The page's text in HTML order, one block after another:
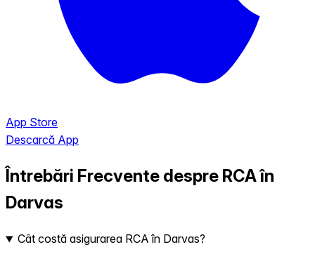
App Store
Descarcă App
Întrebări Frecvente despre RCA în
Darvas
Cât costă asigurarea RCA în Darvas?